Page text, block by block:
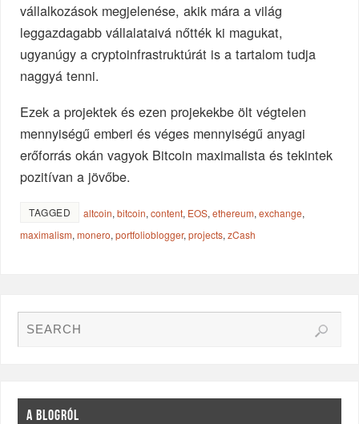
vállalkozások megjelenése, akik mára a világ
leggazdagabb vállalataivá nőtték ki magukat,
ugyanúgy a cryptoinfrastruktúrát is a tartalom tudja
naggyá tenni.
Ezek a projektek és ezen projekekbe ölt végtelen
mennyiségű emberi és véges mennyiségű anyagi
erőforrás okán vagyok Bitcoin maximalista és tekintek
pozitívan a jövőbe.
TAGGED altcoin,bitcoin,content, EOS,ethereum,exchange,
maximalism,monero,portfolioblogger,projects,zCash
A BLOGRÓL